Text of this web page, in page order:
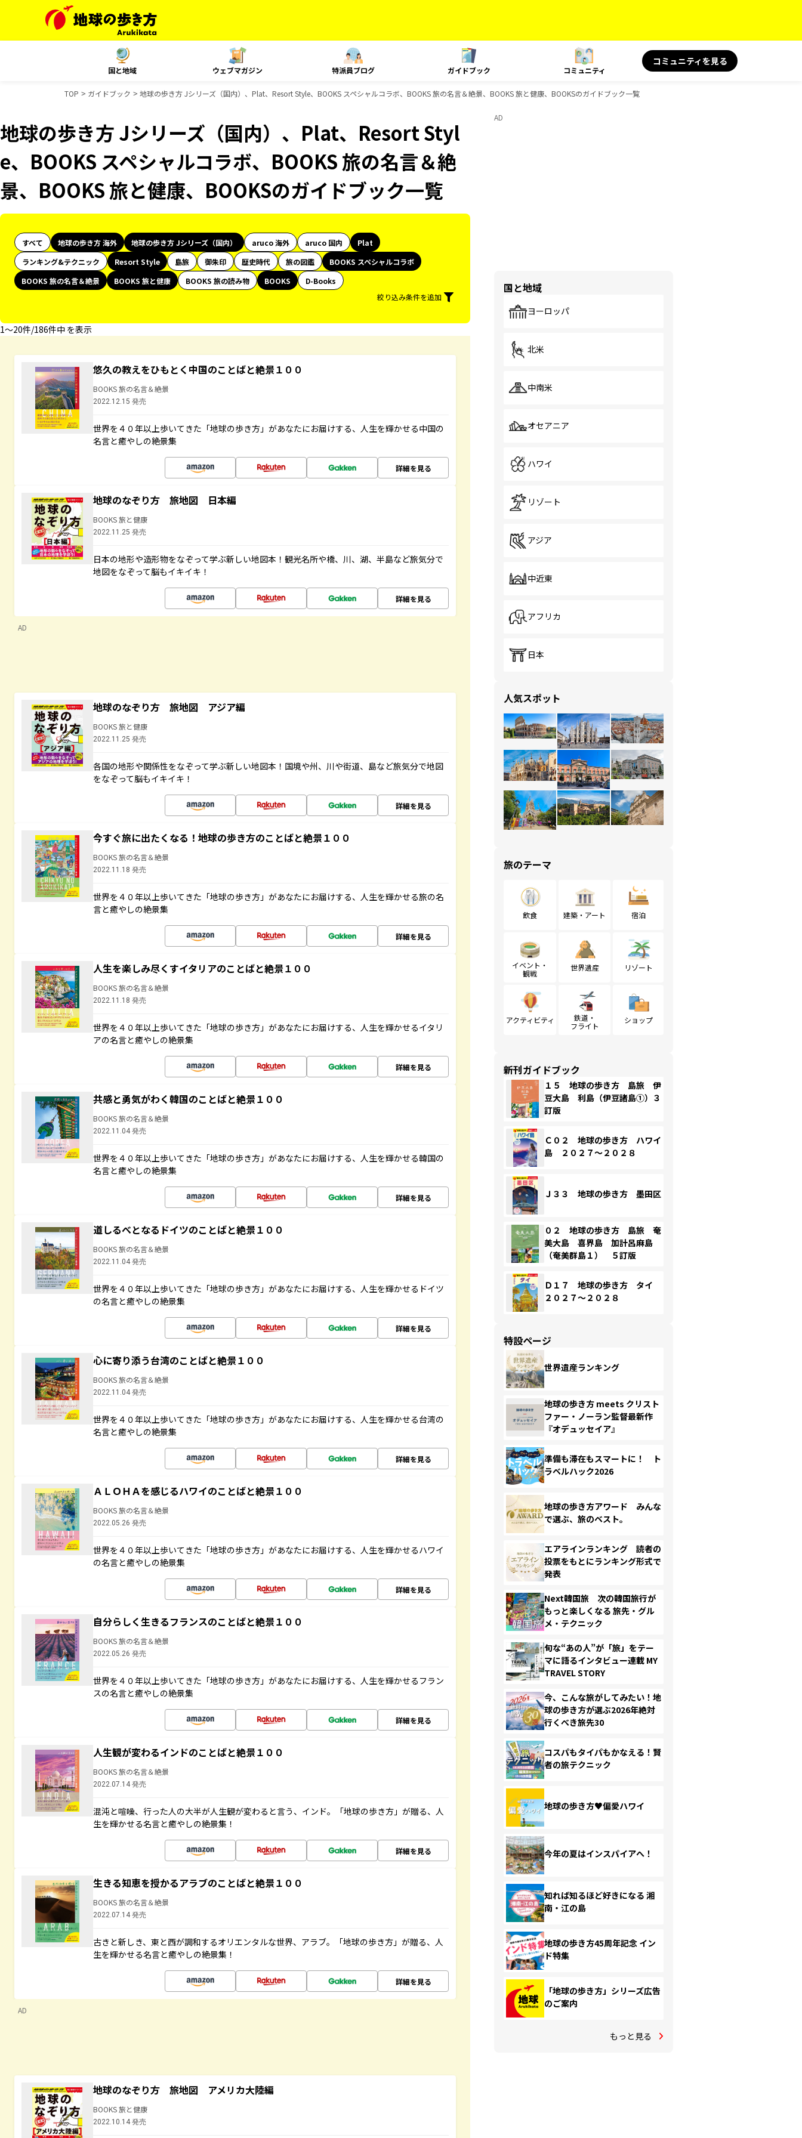
国と地域 ウェブマガジン 特派員ブログ ガイドブック コミュニティ
コミュニティを見る
TOP ガイドブック 地球の歩き方 Jシリーズ（国内）、Plat、Resort Style、BOOKS スペシャルコラボ、BOOKS 旅の名言＆絶景、BOOKS 旅と健康、BOOKSのガイドブック一覧
地球の歩き方 Jシリーズ（国内）、Plat、Resort Styl
e、BOOKS スペシャルコラボ、BOOKS 旅の名言＆絶
景、BOOKS 旅と健康、BOOKSのガイドブック一覧
すべて 地球の歩き方 海外 地球の歩き方 Jシリーズ（国内） aruco 海外 aruco 国内
Plat
ランキング&テクニック
Resort Style 島旅 御朱印 歴史時代 旅の図鑑
BOOKS スペシャルコラボ
BOOKS 旅の名言＆絶景
BOOKS 旅と健康 BOOKS 旅の読み物 BOOKS
D-Books
絞り込み条件を追加
1〜20件/186件中 を表示
悠久の教えをひもとく中国のことばと絶景１００
BOOKS 旅の名言＆絶景
2022.12.15 発売
世界を４０年以上歩いてきた「地球の歩き方」があなたにお届けする、人生を輝かせる中国の
名言と癒やしの絶景集
詳細を見る
地球のなぞり方 旅地図 日本編
BOOKS 旅と健康
2022.11.25 発売
日本の地形や造形物をなぞって学ぶ新しい地図本！観光名所や橋、川、湖、半島など旅気分で
地図をなぞって脳もイキイキ！
詳細を見る
AD
地球のなぞり方 旅地図 アジア編
BOOKS 旅と健康
2022.11.25 発売
各国の地形や関係性をなぞって学ぶ新しい地図本！国境や州、川や街道、島など旅気分で地図
をなぞって脳もイキイキ！
詳細を見る
今すぐ旅に出たくなる！地球の歩き方のことばと絶景１００
BOOKS 旅の名言＆絶景
2022.11.18 発売
世界を４０年以上歩いてきた「地球の歩き方」があなたにお届けする、人生を輝かせる旅の名
言と癒やしの絶景集
詳細を見る
人生を楽しみ尽くすイタリアのことばと絶景１００
BOOKS 旅の名言＆絶景
2022.11.18 発売
世界を４０年以上歩いてきた「地球の歩き方」があなたにお届けする、人生を輝かせるイタリ
アの名言と癒やしの絶景集
詳細を見る
共感と勇気がわく韓国のことばと絶景１００
BOOKS 旅の名言＆絶景
2022.11.04 発売
世界を４０年以上歩いてきた「地球の歩き方」があなたにお届けする、人生を輝かせる韓国の
名言と癒やしの絶景集
詳細を見る
道しるべとなるドイツのことばと絶景１００
BOOKS 旅の名言＆絶景
2022.11.04 発売
世界を４０年以上歩いてきた「地球の歩き方」があなたにお届けする、人生を輝かせるドイツ
の名言と癒やしの絶景集
詳細を見る
心に寄り添う台湾のことばと絶景１００
BOOKS 旅の名言＆絶景
2022.11.04 発売
世界を４０年以上歩いてきた「地球の歩き方」があなたにお届けする、人生を輝かせる台湾の
名言と癒やしの絶景集
詳細を見る
ＡＬＯＨＡを感じるハワイのことばと絶景１００
BOOKS 旅の名言＆絶景
2022.05.26 発売
世界を４０年以上歩いてきた「地球の歩き方」があなたにお届けする、人生を輝かせるハワイ
の名言と癒やしの絶景集
詳細を見る
自分らしく生きるフランスのことばと絶景１００
BOOKS 旅の名言＆絶景
2022.05.26 発売
世界を４０年以上歩いてきた「地球の歩き方」があなたにお届けする、人生を輝かせるフラン
スの名言と癒やしの絶景集
詳細を見る
人生観が変わるインドのことばと絶景１００
BOOKS 旅の名言＆絶景
2022.07.14 発売
混沌と喧噪、行った人の大半が人生観が変わると言う、インド。「地球の歩き方」が贈る、人
生を輝かせる名言と癒やしの絶景集！
詳細を見る
生きる知恵を授かるアラブのことばと絶景１００
BOOKS 旅の名言＆絶景
2022.07.14 発売
古きと新しき、東と西が調和するオリエンタルな世界、アラブ。「地球の歩き方」が贈る、人
生を輝かせる名言と癒やしの絶景集！
詳細を見る
AD
地球のなぞり方 旅地図 アメリカ大陸編
BOOKS 旅と健康
2022.10.14 発売
AD
国と地域
ヨーロッパ
北米
中南米
オセアニア
ハワイ
リゾート
アジア
中近東
アフリカ
日本
人気スポット
旅のテーマ
飲食 建築・アート 宿泊
イベント・
観戦
世界遺産 リゾート
アクティビティ
鉄道・
フライト
ショップ
新刊ガイドブック
１５ 地球の歩き方 島旅 伊
豆大島 利島（伊豆諸島①）３
訂版
Ｃ０２ 地球の歩き方 ハワイ
島 ２０２７～２０２８
Ｊ３３ 地球の歩き方 墨田区
０２ 地球の歩き方 島旅 奄
美大島 喜界島 加計呂麻島
（奄美群島１） ５訂版
Ｄ１７ 地球の歩き方 タイ
２０２７～２０２８
特設ページ
世界遺産ランキング
地球の歩き方 meets クリスト
ファー・ノーラン監督最新作
『オデュッセイア』
準備も滞在もスマートに！ ト
ラベルハック2026
地球の歩き方アワード みんな
で選ぶ、旅のベスト。
エアラインランキング 読者の
投票をもとにランキング形式で
発表
Next韓国旅 次の韓国旅行が
もっと楽しくなる 旅先・グル
メ・テクニック
旬な“あの人”が「旅」をテー
マに語るインタビュー連載 MY
TRAVEL STORY
今、こんな旅がしてみたい！地
球の歩き方が選ぶ2026年絶対
行くべき旅先30
コスパもタイパもかなえる！賢
者の旅テクニック
地球の歩き方♥偏愛ハワイ
今年の夏はインスパイアへ！
知れば知るほど好きになる 湘
南・江の島
地球の歩き方45周年記念 イン
ド特集
「地球の歩き方」シリーズ広告
のご案内
もっと見る